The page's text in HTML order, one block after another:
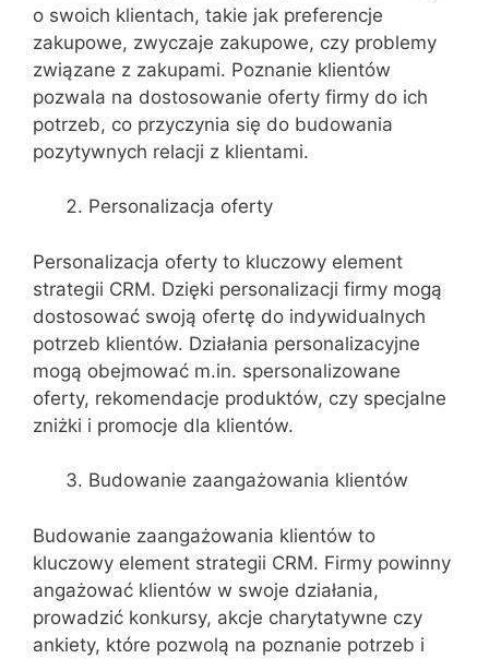
o swoich klientach, takie jak preferencje
zakupowe, zwyczaje zakupowe, czy problemy
związane z zakupami. Poznanie klientów
pozwala na dostosowanie oferty firmy do ich
potrzeb, co przyczynia się do budowania
pozytywnych relacji z klientami.
Personalizacja oferty
Personalizacja oferty to kluczowy element
strategii CRM. Dzięki personalizacji firmy mogą
dostosować swoją ofertę do indywidualnych
potrzeb klientów. Działania personalizacyjne
mogą obejmować m.in. spersonalizowane
oferty, rekomendacje produktów, czy specjalne
zniżki i promocje dla klientów.
Budowanie zaangażowania klientów
Budowanie zaangażowania klientów to
kluczowy element strategii CRM. Firmy powinny
angażować klientów w swoje działania,
prowadzić konkursy, akcje charytatywne czy
ankiety, które pozwolą na poznanie potrzeb i